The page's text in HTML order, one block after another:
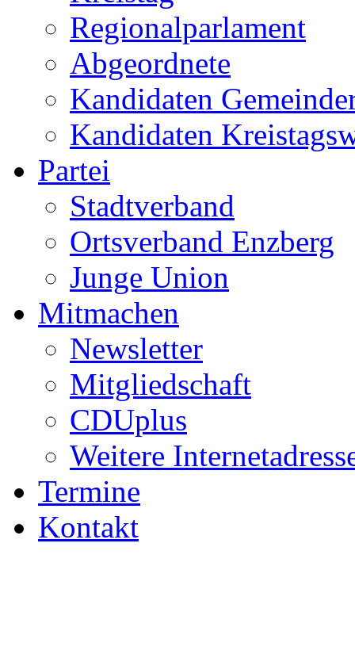
Regionalparlament
Abgeordnete
Kandidaten
Kandidaten
Partei
Stadtverband
Ortsverband Enzberg
Junge Union
Mitmachen
Newsletter
Mitgliedschaft
CDUplus
Weitere
Termine
Kontakt